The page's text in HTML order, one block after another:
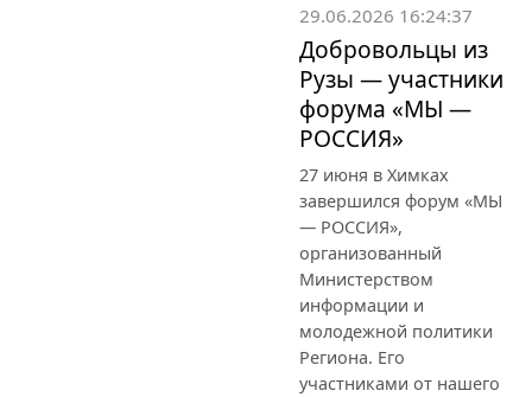
29.06.2026 16:24:37
Добровольцы из
Рузы — участники
форума «МЫ —
РОССИЯ»
27 июня в Химках
завершился форум «МЫ
— РОССИЯ»,
организованный
Министерством
информации и
молодежной политики
Региона. Его
участниками от нашего